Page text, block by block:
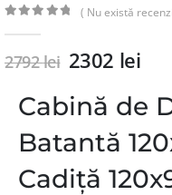
( Nu există
2792lei 2302 lei
Cabină de
Batantă
Cadiță